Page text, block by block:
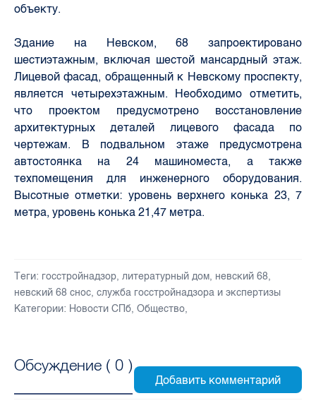
объекту.
Здание на Невском, 68 запроектировано
шестиэтажным, включая шестой мансардный этаж.
Лицевой фасад, обращенный к Невскому проспекту,
является четырехэтажным. Необходимо отметить,
что проектом предусмотрено восстановление
архитектурных деталей лицевого фасада по
чертежам. В подвальном этаже предусмотрена
автостоянка на 24 машиноместа, а также
техпомещения для инженерного оборудования.
Высотные отметки: уровень верхнего конька 23, 7
метра, уровень конька 21,47 метра.
Теги: госстройнадзор, литературный дом, невский 68,
невский 68 снос, служба госстройнадзора и экспертизы
Категории: Новости СПб, Общество,
Обсуждение ( 0 )